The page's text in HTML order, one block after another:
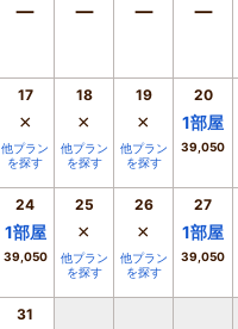
ー ー ー ー
17
×
他プラン
を探す
18
×
他プラン
を探す
19
×
他プラン
を探す
20
1部屋
39,050
24
1部屋
39,050
25
×
他プラン
を探す
26
×
他プラン
を探す
27
1部屋
39,050
31